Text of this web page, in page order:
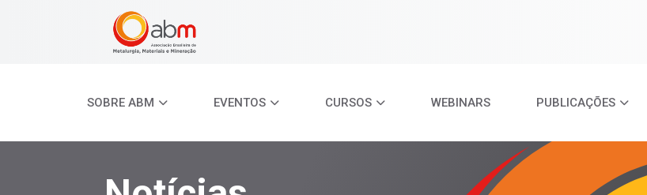
SOBRE ABM EVENTOS CURSOS WEBINARS PUBLICAÇÕES